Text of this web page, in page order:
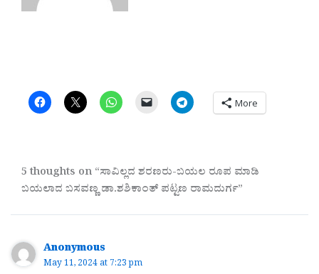
More
5 thoughts on “ಸಾವಿಲ್ಲದ ಶರಣರು-ಬಯಲ ರೂಪ ಮಾಡಿ
ಬಯಲಾದ ಬಸವಣ್ಣ ಡಾ.ಶಶಿಕಾಂತ್ ಪಟ್ಟಣ ರಾಮದುರ್ಗ”
Anonymous
May 11, 2024 at 7:23 pm